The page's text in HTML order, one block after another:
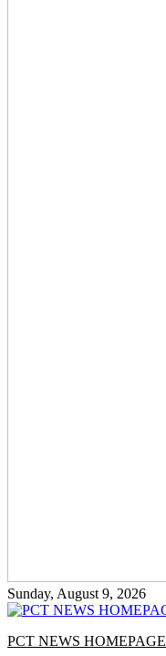
Sunday, August 9, 2026
PCT NEWS HOMEPAGE